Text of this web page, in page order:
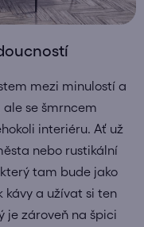
mezi minulostí a
se šmrncem
interiéru. Ať už
nebo rustikální
tam bude jako
kávy a užívat si ten
je zároveň na špici